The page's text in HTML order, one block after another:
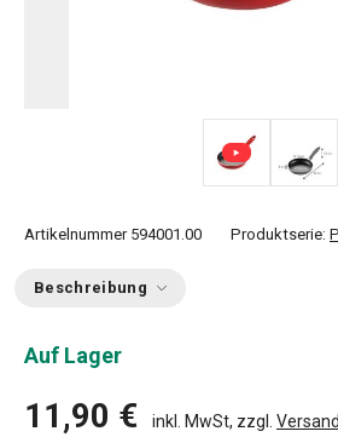
Artikelnummer 594001.00 Produktserie:
Beschreibung
Auf Lager
11,90 € inkl. MwSt, zzgl.